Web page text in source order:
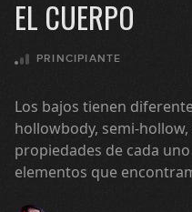
EL CUERPO
PRINCIPIANTE
Los bajos tienen
hollowbody, semi-hollow,
propiedades de cada
elementos que